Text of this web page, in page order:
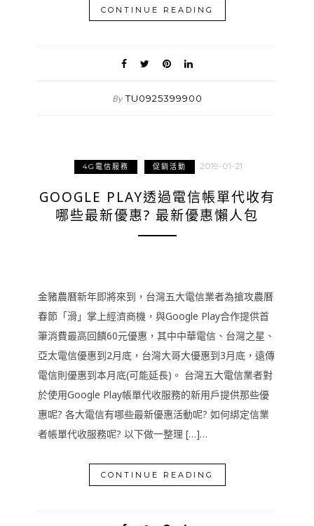
CONTINUE READING
By TU0925399900
4G電信服務 促銷活動 2019-01-21
GOOGLE PLAY透過電信帳單代收有
哪些最新優惠? 最新優惠懶人包
金豬農曆新年即將來到，台灣五大電信業者為搶攻農曆
春節「滑」掌上經濟商機，與Google Play合作提供首
筆消費最高回饋60元優惠，其中中華電信、台灣之星、
亞太電信優惠到2月底，台灣大哥大優惠到3月底，遠傳
電信則優惠到本月底(可能延長)。 台灣五大電信業者對
於使用Google Play帳單代收服務的新用戶提供那些優
惠呢? 各大電信有哪些最新優惠活動呢? 如何綁定信業
者帳單代收服務呢? 以下做一整理 […]…
CONTINUE READING